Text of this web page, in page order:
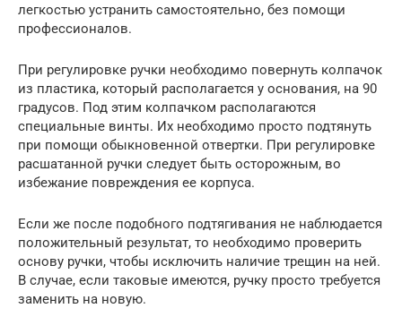
легкостью устранить самостоятельно, без помощи
профессионалов.
При регулировке ручки необходимо повернуть колпачок
из пластика, который располагается у основания, на 90
градусов. Под этим колпачком располагаются
специальные винты. Их необходимо просто подтянуть
при помощи обыкновенной отвертки. При регулировке
расшатанной ручки следует быть осторожным, во
избежание повреждения ее корпуса.
Если же после подобного подтягивания не наблюдается
положительный результат, то необходимо проверить
основу ручки, чтобы исключить наличие трещин на ней.
В случае, если таковые имеются, ручку просто требуется
заменить на новую.